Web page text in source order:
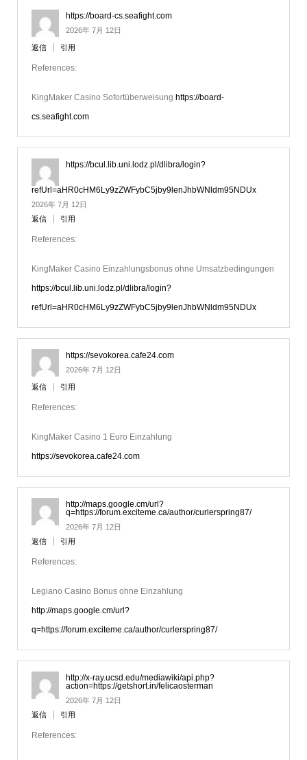
https://board-cs.seafight.com
2026年 7月 12日
返信 引用
References:
KingMaker Casino Sofortüberweisung https://board-
cs.seafight.com
https://bcul.lib.uni.lodz.pl/dlibra/login?
refUrl=aHR0cHM6Ly9zZWFybC5jby9lenJhbWNldm95NDUx
2026年 7月 12日
返信
引用
References:
KingMaker Casino Einzahlungsbonus ohne Umsatzbedingungen
https://bcul.lib.uni.lodz.pl/dlibra/login?
refUrl=aHR0cHM6Ly9zZWFybC5jby9lenJhbWNldm95NDUx
https://sevokorea.cafe24.com
2026年 7月 12日
返信 引用
References:
KingMaker Casino 1 Euro Einzahlung
https://sevokorea.cafe24.com
http://maps.google.cm/url?
q=https://forum.exciteme.ca/author/curlerspring87/
2026年 7月 12日
返信
引用
References:
Legiano Casino Bonus ohne Einzahlung
http://maps.google.cm/url?
q=https://forum.exciteme.ca/author/curlerspring87/
http://x-ray.ucsd.edu/mediawiki/api.php?
action=https://getshort.in/felicaosterman
2026年 7月 12日
返信
引用
References: